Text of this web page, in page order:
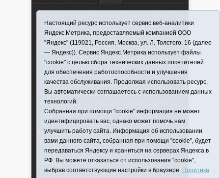
использовании материалов ссылка обязательна
Информационная лента выходит при финансовой
поддержке правительства Тюменской области
Регистрационный номер СМИ ЭЛ № ФС 77-66066
от 10.06. 2016 г. выдано Федеральной службой по
надзору в сфере связи, информационных
технологий и массовых коммуникаций.
Учредитель (соучредители) Автономная
некоммерческая организация "Информационно-
издательский центр "Красная звезда"" (627570,
Тюменская обл., Викуловский р-н, с. Викулово, ул.
Ленина, д. 5).
Главный редактор Антюхова Светлана
Владимировна. Адрес электронной почты:
krasnay_zvezda@obl72.ruТелефон: 2-42-32; 2-41-
36.
Настоящий ресурс использует сервис веб-аналитики
Яндекс.Метрика, предоставляемый компанией ООО
"Яндекс" (119021, Россия, Москва, ул. Л. Толстого, 16 (далее
— Яндекс)). Сервис Яндекс.Метрика использует файлы
"cookie" с целью сбора технических данных посетителей
для обеспечения работоспособности и улучшения
качества обслуживания. Продолжая использовать ресурс,
Вы автоматически соглашаетесь с использованием данных
технологий.
Собранная при помощи "cookie" информация не может
идентифицировать вас, однако может помочь нам
улучшить работу сайта. Информация об использовании
вами данного сайта, собранная при помощи "cookie", будет
передаваться Яндексу и храниться на серверах Яндекса в
РФ. Вы можете отказаться от использования "cookie",
выбрав соответствующие настройки в браузере. Политика